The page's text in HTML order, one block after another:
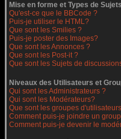
Mise en forme et Types de Sujets
Qu'est-ce que le BBCode ?
Puis-je utiliser le HTML?
Que sont les Smilies ?
Puis-je poster des Images?
Que sont les Annonces ?
Que sont les Post-it ?
Que sont les Sujets de
Niveaux des Utilisateurs et
Qui sont les Administrateurs ?
Qui sont les Modérateurs?
Que sont les groupes
Comment puis-je joindre un
Comment puis-je devenir le